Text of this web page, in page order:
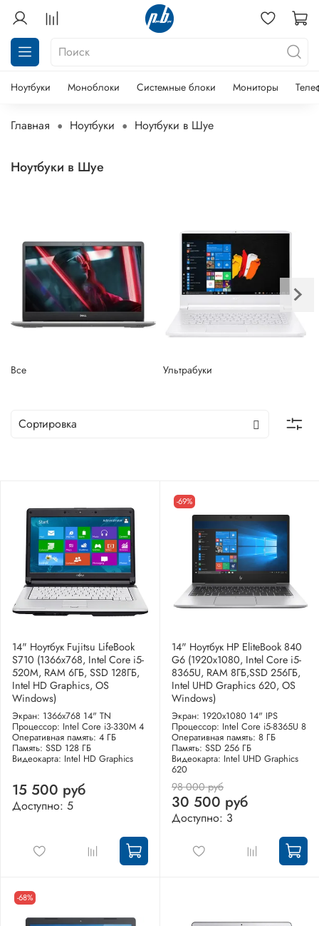
Ноутбуки Моноблоки Системные блоки Мониторы
Главная Ноутбуки Ноутбуки в Шуе
Ноутбуки в Шуе
Все Ультрабуки
14" Ноутбук Fujitsu LifeBook
S710 (1366x768, Intel Core i5-
520M, RAM 6ГБ, SSD 128ГБ,
Intel HD Graphics, OS
Windows)
Экран: 1366x768 14" TN
Процессор: Intel Core i3-330M 4
Оперативная память: 4 ГБ
Память: SSD 128 ГБ
Видеокарта: Intel HD Graphics
15 500 руб
Доступно: 5
-69%
14" Ноутбук HP EliteBook 840
G6 (1920x1080, Intel Core i5-
8365U, RAM 8ГБ,SSD 256ГБ,
Intel UHD Graphics 620, OS
Windows)
Экран: 1920x1080 14" IPS
Процессор: Intel Core i5-8365U 8
Оперативная память: 8 ГБ
Память: SSD 256 ГБ
Видеокарта: Intel UHD Graphics
620
98 000 руб
30 500 руб
Доступно: 3
-68%